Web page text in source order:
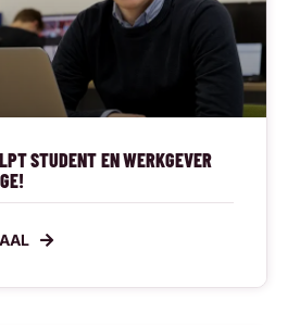
STUDENT EN WERKGEVER